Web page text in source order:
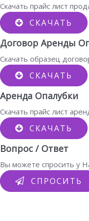
Скачать прайс лист
СКАЧАТЬ
Договор Аренды
Скачать образец
СКАЧАТЬ
Аренда Опалубки
Скачать прайс лист
СКАЧАТЬ
Вопрос / Ответ
Вы можете спросить у
СПРОСИТЬ